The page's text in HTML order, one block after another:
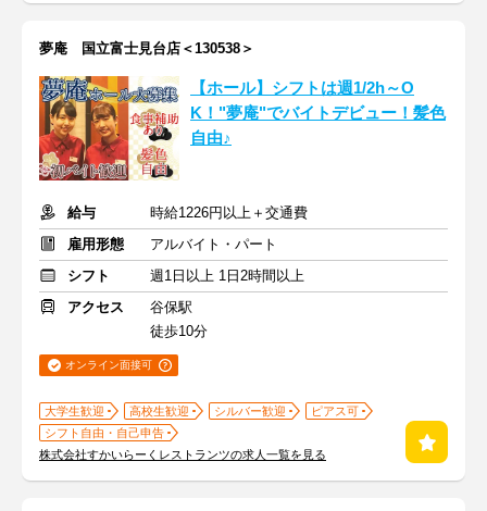
夢庵 国立富士見台店＜130538＞
【ホール】シフトは週1/2h～O
K！"夢庵"でバイトデビュー！髪色
自由♪
給与
時給1226円以上＋交通費
雇用形態
アルバイト・パート
シフト
週1日以上 1日2時間以上
アクセス
谷保駅
徒歩10分
オンライン面接可
大学生歓迎 高校生歓迎 シルバー歓迎
ピアス可
シフト自由・自己申告
株式会社すかいらーくレストランツの求人一覧を見る